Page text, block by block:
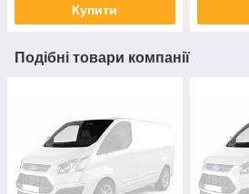
Купити
Подібні товари компанії